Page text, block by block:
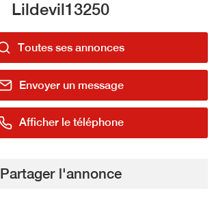
Lildevil13250
Toutes ses annonces
Envoyer un message
Afficher le téléphone
Partager l'annonce